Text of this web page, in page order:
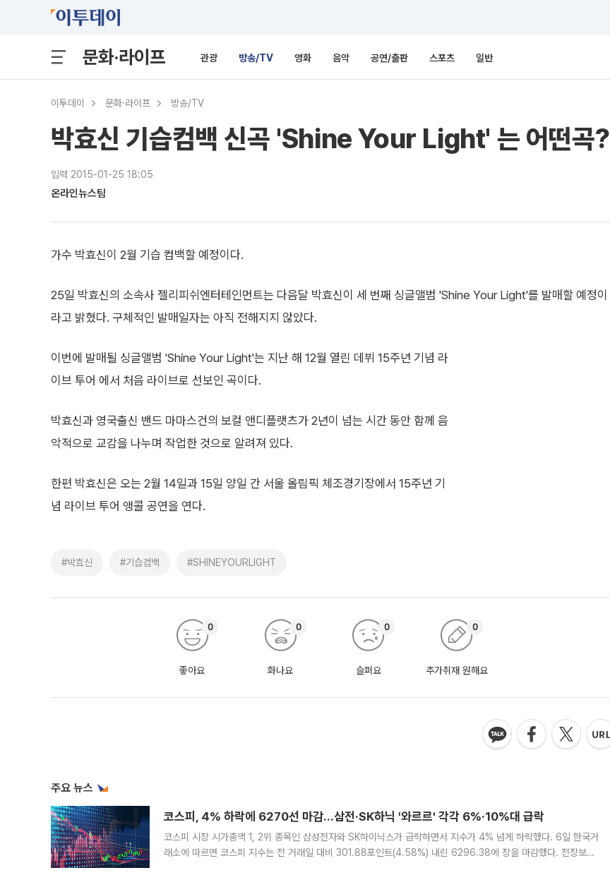
문화·라이프 관광 방송/TV 영화 음악 공연/출판 스포츠 일반
이투데이 문화·라이프 방송/TV
박효신 기습컴백 신곡 'Shine Your Light' 는 어떤곡?
입력 2015-01-25 18:05
온라인뉴스팀
가수 박효신이 2월 기습 컴백할 예정이다.
25일 박효신의 소속사 젤리피쉬엔터테인먼트는 다음달 박효신이 세 번째 싱글앨범 'Shine Your Light'를 발매할 예정이
라고 밝혔다. 구체적인 발매일자는 아직 전해지지 않았다.
이번에 발매될 싱글앨범 'Shine Your Light'는 지난 해 12월 열린 데뷔 15주년 기념 라
이브 투어 에서 처음 라이브로 선보인 곡이다.
박효신과 영국출신 밴드 마마스건의 보컬 앤디플랫츠가 2년이 넘는 시간 동안 함께 음
악적으로 교감을 나누며 작업한 것으로 알려져 있다.
한편 박효신은 오는 2월 14일과 15일 양일 간 서울 올림픽 체조경기장에서 15주년 기
념 라이브 투어 앵콜 공연을 연다.
#박효신 #기습컴백 #SHINEYOURLIGHT
좋아요
0
화나요
0
슬퍼요
0
추가취재 원해요
0
주요 뉴스
코스피, 4% 하락에 6270선 마감…삼전·SK하닉 '와르르' 각각 6%·10%대 급락
코스피 시장 시가총액 1, 2위 종목인 삼성전자와 SK하이닉스가 급락하면서 지수가 4% 넘게 하락했다. 6일 한국거
래소에 따르면 코스피 지수는 전 거래일 대비 301.88포인트(4.58%) 내린 6296.38에 장을 마감했다. 전장보다